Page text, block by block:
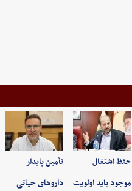
حفظ اشتغال
موجود باید اولویت
تأمین پایدار
داروهای حیاتی